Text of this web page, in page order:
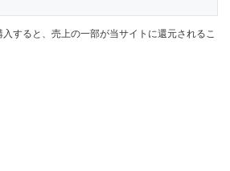
すると、売上の一部が当サイトに還元されるこ